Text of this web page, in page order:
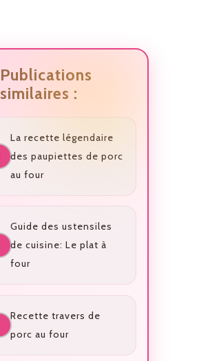
Publications
similaires :
La recette légendaire
des paupiettes de porc
au four
Guide des ustensiles
de cuisine: Le plat à
four
Recette travers de
porc au four